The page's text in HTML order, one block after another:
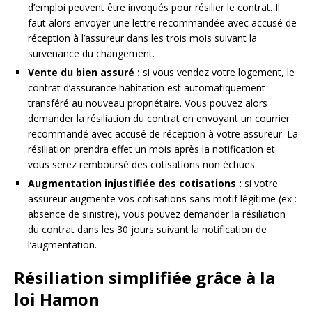
d’emploi peuvent être invoqués pour résilier le contrat. Il
faut alors envoyer une lettre recommandée avec accusé de
réception à l’assureur dans les trois mois suivant la
survenance du changement.
Vente du bien assuré : si vous vendez votre logement, le
contrat d’assurance habitation est automatiquement
transféré au nouveau propriétaire. Vous pouvez alors
demander la résiliation du contrat en envoyant un courrier
recommandé avec accusé de réception à votre assureur. La
résiliation prendra effet un mois après la notification et
vous serez remboursé des cotisations non échues.
Augmentation injustifiée des cotisations : si votre
assureur augmente vos cotisations sans motif légitime (ex :
absence de sinistre), vous pouvez demander la résiliation
du contrat dans les 30 jours suivant la notification de
l’augmentation.
Résiliation simplifiée grâce à la
loi Hamon